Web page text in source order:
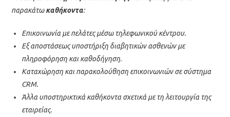
παρακάτωκαθήκοντα:
Επικοινωνία με πελάτες μέσω τηλεφωνικού κέντρου.
Εξ αποστάσεως υποστήριξη διαβητικών ασθενών με
πληροφόρηση και καθοδήγηση.
Καταχώρηση και παρακολούθηση επικοινωνιών σε σύστημα
CRM.
Άλλα υποστηρικτικά καθήκοντα σχετικά με τη λειτουργία της
εταιρείας.